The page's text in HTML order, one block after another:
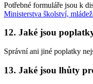
Potřebné formuláře jsou k
Ministerstva školství,
12. Jaké jsou
Správní ani jiné poplatky
13. Jaké jsou lhůty